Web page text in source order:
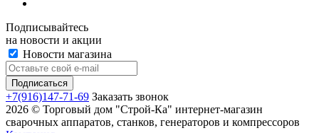
Подписывайтесь
на новости и акции
Новости магазина
+7(916)147-71-69 Заказать звонок
2026 © Торговый дом "Строй-Ка" интернет-магазин
сварочных аппаратов, станков, генераторов и компрессоров